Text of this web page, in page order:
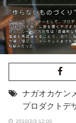
ナガオカケン
プロダクトデ
2010/2/3 12:00